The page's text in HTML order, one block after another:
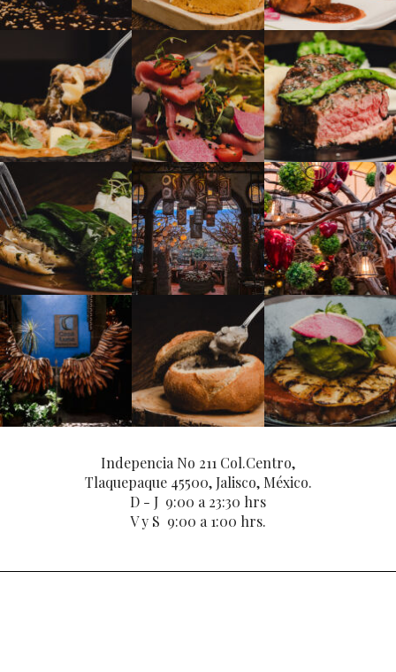
Indepencia No 211 Col.Centro,
Tlaquepaque 45500, Jalisco, México.
D - J 9:00 a 23:30 hrs
V y S 9:00 a 1:00 hrs.